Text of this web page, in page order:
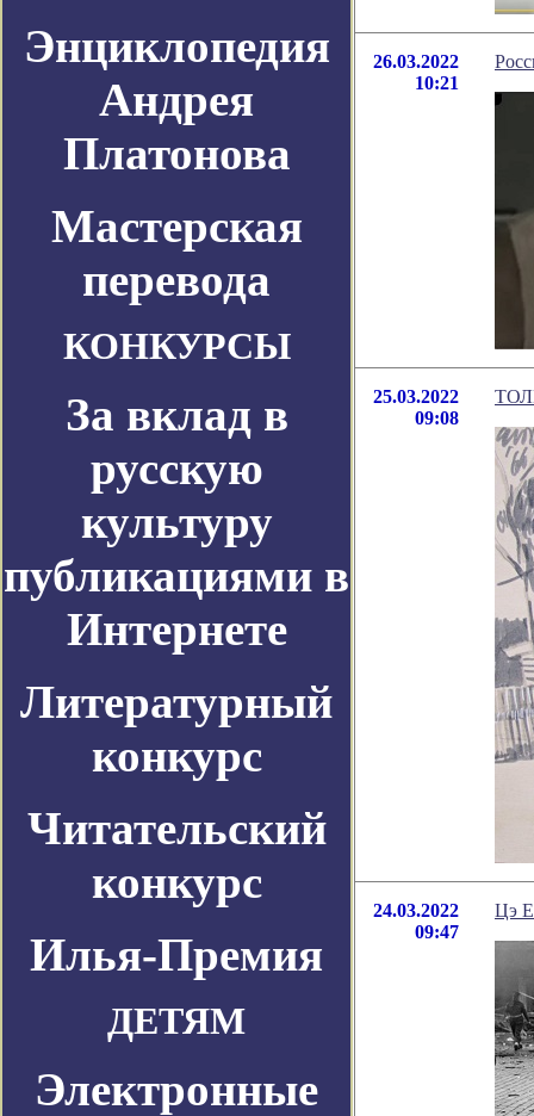
Энциклопедия
Андрея
Платонова
Мастерская
перевода
КОНКУРСЫ
За вклад в
русскую
культуру
публикациями в
Интернете
Литературный
конкурс
Читательский
конкурс
Илья-Премия
ДЕТЯМ
Электронные
26.03.2022
10:21
25.03.2022
09:08
24.03.2022
09:47
Цэ